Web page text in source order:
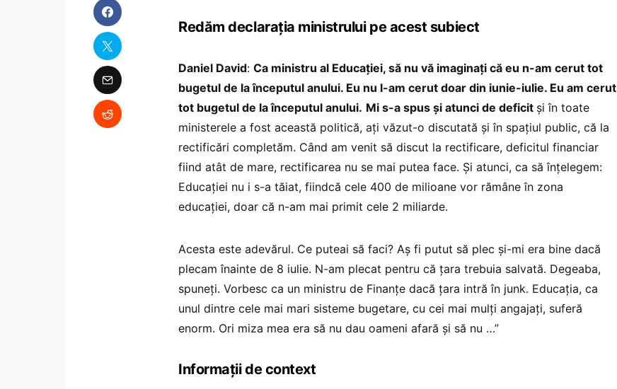
Redăm declarația ministrului pe acest subiect
Daniel David: Ca ministru al Educației, să nu vă imaginați că eu n-am cerut tot
bugetul de la începutul anului. Eu nu l-am cerut doar din iunie-iulie. Eu am cerut
tot bugetul de la începutul anului. Mi s-a spus și atunci de deficit și în toate
ministerele a fost această politică, ați văzut-o discutată și în spațiul public, că la
rectificări completăm. Când am venit să discut la rectificare, deficitul financiar
fiind atât de mare, rectificarea nu se mai putea face. Și atunci, ca să înțelegem:
Educației nu i s-a tăiat, fiindcă cele 400 de milioane vor rămâne în zona
educației, doar că n-am mai primit cele 2 miliarde.
Acesta este adevărul. Ce puteai să faci? Aș fi putut să plec și-mi era bine dacă
plecam înainte de 8 iulie. N-am plecat pentru că țara trebuia salvată. Degeaba,
spuneți. Vorbesc ca un ministru de Finanțe dacă țara intră în junk. Educația, ca
unul dintre cele mai mari sisteme bugetare, cu cei mai mulți angajați, suferă
enorm. Ori miza mea era să nu dau oameni afară și să nu …”
Informații de context